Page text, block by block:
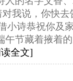
我说，你快
小诗恭祝你及
节藏着掖着
全文]